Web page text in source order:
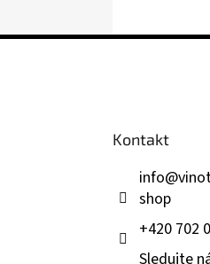
Kontakt
info@
shop
+420 702
Sledujte